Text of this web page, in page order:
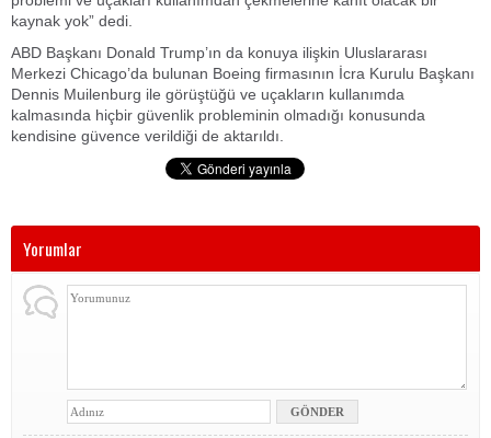
kaynak yok” dedi.
ABD Başkanı Donald Trump’ın da konuya ilişkin Uluslararası
Merkezi Chicago’da bulunan Boeing firmasının İcra Kurulu Başkanı
Dennis Muilenburg ile görüştüğü ve uçakların kullanımda
kalmasında hiçbir güvenlik probleminin olmadığı konusunda
kendisine güvence verildiği de aktarıldı.
Yorumlar